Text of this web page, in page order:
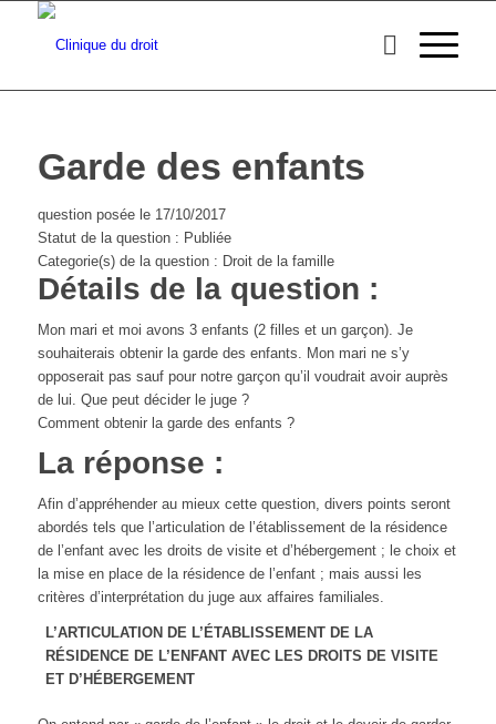
Garde des enfants
question posée le 17/10/2017
Statut de la question : Publiée
Categorie(s) de la question : Droit de la famille
Détails de la question :
Mon mari et moi avons 3 enfants (2 filles et un garçon). Je
souhaiterais obtenir la garde des enfants. Mon mari ne s’y
opposerait pas sauf pour notre garçon qu’il voudrait avoir auprès
de lui. Que peut décider le juge ?
Comment obtenir la garde des enfants ?
La réponse :
Afin d’appréhender au mieux cette question, divers points seront
abordés tels que l’articulation de l’établissement de la résidence
de l’enfant avec les droits de visite et d’hébergement ; le choix et
la mise en place de la résidence de l’enfant ; mais aussi les
critères d’interprétation du juge aux affaires familiales.
L’ARTICULATION DE L’ÉTABLISSEMENT DE LA
RÉSIDENCE DE L’ENFANT AVEC LES DROITS DE VISITE
ET D’HÉBERGEMENT